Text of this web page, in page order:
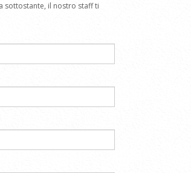
sottostante, il nostro staff ti